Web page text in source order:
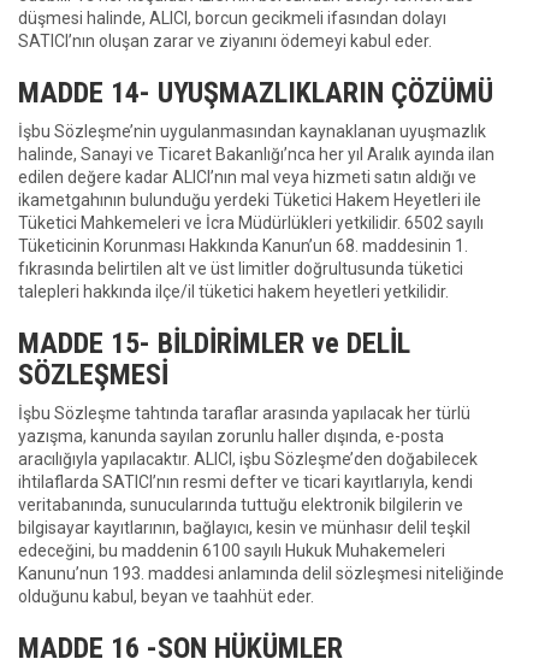
düşmesi halinde, ALICI, borcun gecikmeli ifasından dolayı
SATICI’nın oluşan zarar ve ziyanını ödemeyi kabul eder.
MADDE 14- UYUŞMAZLIKLARIN ÇÖZÜMÜ
İşbu Sözleşme’nin uygulanmasından kaynaklanan uyuşmazlık
halinde, Sanayi ve Ticaret Bakanlığı’nca her yıl Aralık ayında ilan
edilen değere kadar ALICI’nın mal veya hizmeti satın aldığı ve
ikametgahının bulunduğu yerdeki Tüketici Hakem Heyetleri ile
Tüketici Mahkemeleri ve İcra Müdürlükleri yetkilidir. 6502 sayılı
Tüketicinin Korunması Hakkında Kanun’un 68. maddesinin 1.
fıkrasında belirtilen alt ve üst limitler doğrultusunda tüketici
talepleri hakkında ilçe/il tüketici hakem heyetleri yetkilidir.
MADDE 15- BİLDİRİMLER ve DELİL
SÖZLEŞMESİ
İşbu Sözleşme tahtında taraflar arasında yapılacak her türlü
yazışma, kanunda sayılan zorunlu haller dışında, e-posta
aracılığıyla yapılacaktır. ALICI, işbu Sözleşme’den doğabilecek
ihtilaflarda SATICI’nın resmi defter ve ticari kayıtlarıyla, kendi
veritabanında, sunucularında tuttuğu elektronik bilgilerin ve
bilgisayar kayıtlarının, bağlayıcı, kesin ve münhasır delil teşkil
edeceğini, bu maddenin 6100 sayılı Hukuk Muhakemeleri
Kanunu’nun 193. maddesi anlamında delil sözleşmesi niteliğinde
olduğunu kabul, beyan ve taahhüt eder.
MADDE 16 -SON HÜKÜMLER